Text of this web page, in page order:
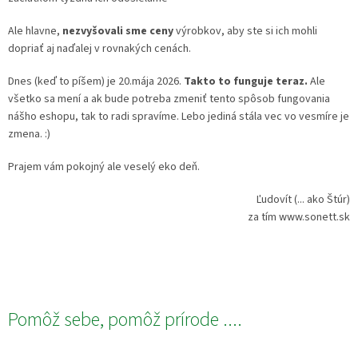
Ale hlavne, nezvyšovali sme cenyvýrobkov, aby ste si ich mohli
dopriať aj naďalej v rovnakých cenách.
Dnes (keď to píšem) je 20.mája 2026. Takto to funguje teraz. Ale
všetko sa mení a ak bude potreba zmeniť tento spôsob fungovania
nášho eshopu, tak to radi spravíme. Lebo jediná stála vec vo vesmíre je
zmena. :)
Prajem vám pokojný ale veselý eko deň.
Ľudovít (... ako Štúr)
za tím www.sonett.sk
Pomôž sebe, pomôž prírode ....